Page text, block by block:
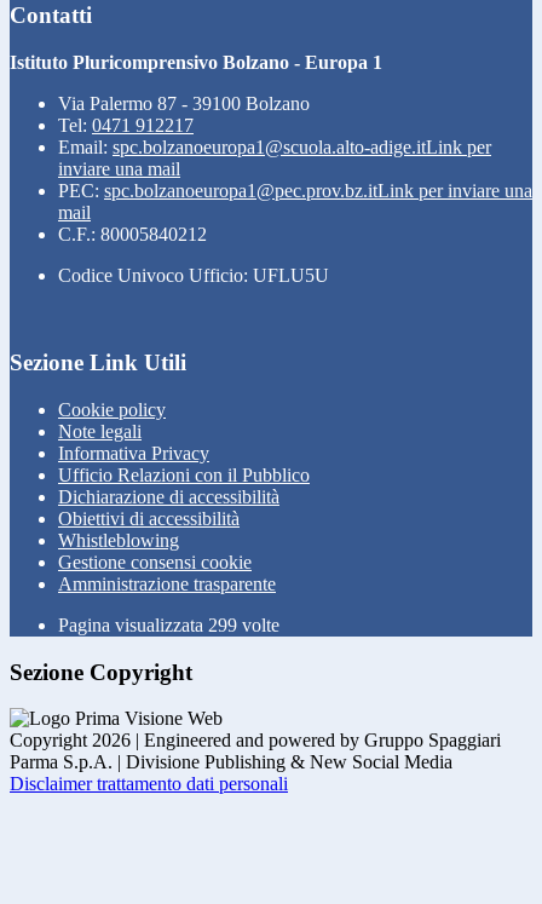
Contatti
Istituto Pluricomprensivo Bolzano - Europa 1
Via Palermo 87 - 39100 Bolzano
Tel: 0471 912217
Email: spc.bolzanoeuropa1@scuola.alto-adige.itLink per
inviare una mail
PEC: spc.bolzanoeuropa1@pec.prov.bz.itLink per inviare una
mail
C.F.: 80005840212
Codice Univoco Ufficio: UFLU5U
Sezione Link Utili
Cookie policy
Note legali
Informativa Privacy
Ufficio Relazioni con il Pubblico
Dichiarazione di accessibilità
Obiettivi di accessibilità
Whistleblowing
Gestione consensi cookie
Amministrazione trasparente
Pagina visualizzata 299 volte
Sezione Copyright
Copyright 2026 | Engineered and powered by Gruppo Spaggiari
Parma S.p.A. | Divisione Publishing & New Social Media
Disclaimer trattamento dati personali